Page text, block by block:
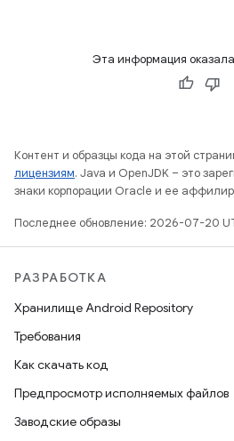
Эта информация
Контент и образцы кода на этой
лицензиям. Java и OpenJDK – это
знаки корпорации Oracle и ее
Последнее обновление: 2026-07-20
РАЗРАБОТКА
Хранилище Android Repository
Требования
Как скачать код
Предпросмотр исполняемых файлов
Заводские образы